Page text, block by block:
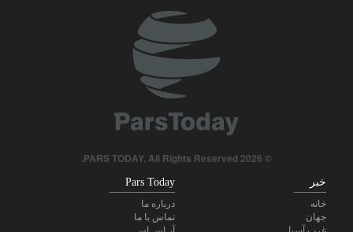
امیر اکرمی‌نیا: ارتش ایران کاملاً آماده است
هاکان فیدان: اسرائیل هیچ قصدی برای دستیابی به صلح ندارد
عصبانیت ترامپ از پیروزی نامزد حامی فلسطین در میشیگان
© 2026 PARS TODAY. All Rights Reserved.
خبر
خانه
جهان
Pars Today
درباره ما
تماس با ما